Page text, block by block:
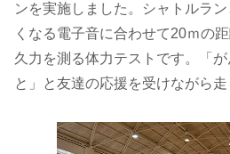
ンを実施しました。シャトルラ
くなる電子音に合わせて20ｍの
久力を測る体力テストです。「
と」と友達の応援を受けながら走